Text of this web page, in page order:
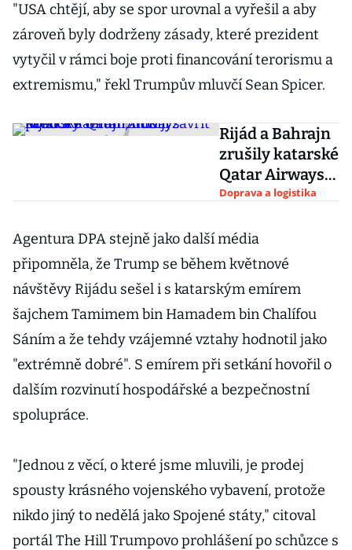
"USA chtějí, aby se spor urovnal a vyřešil a aby
zároveň byly dodrženy zásady, které prezident
vytyčil v rámci boje proti financování terorismu a
extremismu," řekl Trumpův mluvčí Sean Spicer.
Rijád a Bahrajn
zrušily katarské
Qatar Airways
licence k letům,
pobočky
Doprava a logistika
Agentura DPA stejně jako další média
připomněla, že Trump se během květnové
návštěvy Rijádu sešel i s katarským emírem
šajchem Tamimem bin Hamadem bin Chalífou
Sáním a že tehdy vzájemné vztahy hodnotil jako
"extrémně dobré". S emírem při setkání hovořil o
dalším rozvinutí hospodářské a bezpečnostní
spolupráce.
"Jednou z věcí, o které jsme mluvili, je prodej
spousty krásného vojenského vybavení, protože
nikdo jiný to nedělá jako Spojené státy," citoval
portál The Hill Trumpovo prohlášení po schůzce s